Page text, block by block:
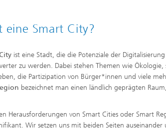
eine Smart City?
ist eine Stadt, die die Potenziale der
zu werden. Dabei stehen Themen wie Ökologie,
die Partizipation von Bürger*innen und viele
bezeichnet man einen ländlich geprägten
Herausforderungen von Smart Cities oder Smart
Wir setzen uns mit beiden Seiten